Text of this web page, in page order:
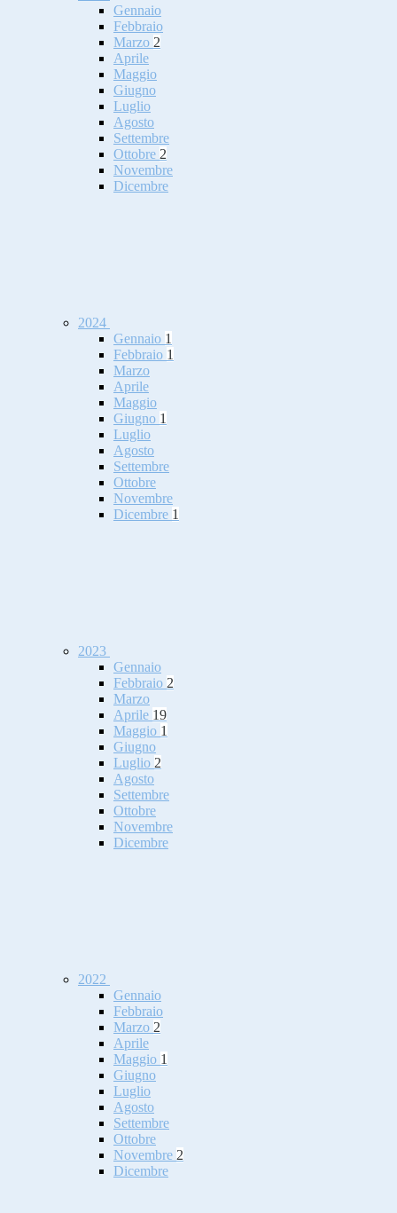
Gennaio
Febbraio
Marzo 2
Aprile
Maggio
Giugno
Luglio
Agosto
Settembre
Ottobre 2
Novembre
Dicembre
2024
Gennaio 1
Febbraio 1
Marzo
Aprile
Maggio
Giugno 1
Luglio
Agosto
Settembre
Ottobre
Novembre
Dicembre 1
2023
Gennaio
Febbraio 2
Marzo
Aprile 19
Maggio 1
Giugno
Luglio 2
Agosto
Settembre
Ottobre
Novembre
Dicembre
2022
Gennaio
Febbraio
Marzo 2
Aprile
Maggio 1
Giugno
Luglio
Agosto
Settembre
Ottobre
Novembre 2
Dicembre